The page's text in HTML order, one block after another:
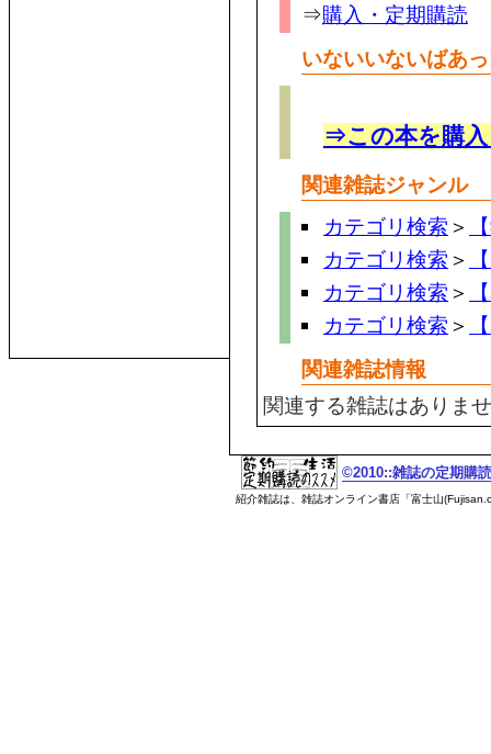
⇒購入・定期購読
いないいないばあ
⇒この本を購
関連雑誌ジャンル
カテゴリ検索 ＞
カテゴリ検索 ＞
カテゴリ検索 ＞
カテゴリ検索 ＞
関連雑誌情報
関連する雑誌はありま
©2010::雑誌の定期購
紹介雑誌は、雑誌オンライン書店「富士山